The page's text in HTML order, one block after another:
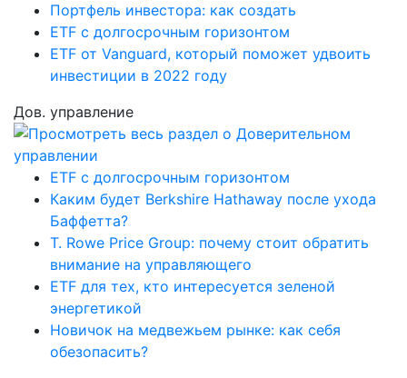
Портфель инвестора: как создать
ETF с долгосрочным горизонтом
ETF от Vanguard, который поможет удвоить
инвестиции в 2022 году
Дов. управление
ETF с долгосрочным горизонтом
Каким будет Berkshire Hathaway после ухода
Баффетта?
T. Rowe Price Group: почему стоит обратить
внимание на управляющего
ETF для тех, кто интересуется зеленой
энергетикой
Новичок на медвежьем рынке: как себя
обезопасить?